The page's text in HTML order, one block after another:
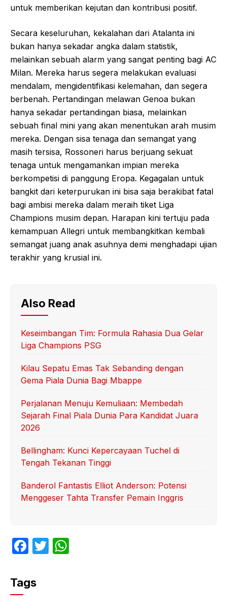
untuk memberikan kejutan dan kontribusi positif.
Secara keseluruhan, kekalahan dari Atalanta ini
bukan hanya sekadar angka dalam statistik,
melainkan sebuah alarm yang sangat penting bagi AC
Milan. Mereka harus segera melakukan evaluasi
mendalam, mengidentifikasi kelemahan, dan segera
berbenah. Pertandingan melawan Genoa bukan
hanya sekadar pertandingan biasa, melainkan
sebuah final mini yang akan menentukan arah musim
mereka. Dengan sisa tenaga dan semangat yang
masih tersisa, Rossoneri harus berjuang sekuat
tenaga untuk mengamankan impian mereka
berkompetisi di panggung Eropa. Kegagalan untuk
bangkit dari keterpurukan ini bisa saja berakibat fatal
bagi ambisi mereka dalam meraih tiket Liga
Champions musim depan. Harapan kini tertuju pada
kemampuan Allegri untuk membangkitkan kembali
semangat juang anak asuhnya demi menghadapi ujian
terakhir yang krusial ini.
Also Read
Keseimbangan Tim: Formula Rahasia Dua Gelar
Liga Champions PSG
Kilau Sepatu Emas Tak Sebanding dengan
Gema Piala Dunia Bagi Mbappe
Perjalanan Menuju Kemuliaan: Membedah
Sejarah Final Piala Dunia Para Kandidat Juara
2026
Bellingham: Kunci Kepercayaan Tuchel di
Tengah Tekanan Tinggi
Banderol Fantastis Elliot Anderson: Potensi
Menggeser Tahta Transfer Pemain Inggris
F
c
e
T
Tags